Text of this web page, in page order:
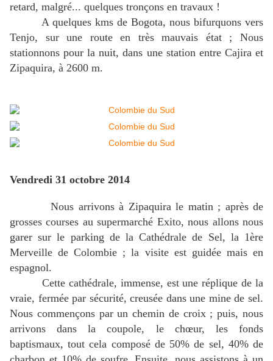
retard, malgré... quelques tronçons en travaux !
A quelques kms de Bogota, nous bifurquons vers
Tenjo, sur une route en très mauvais état ; Nous
stationnons pour la nuit, dans une station entre Cajira et
Zipaquira, à 2600 m.
Vendredi 31 octobre 2014
Nous arrivons à Zipaquira le matin ; après de
grosses courses au supermarché Exito, nous allons nous
garer sur le parking de la Cathédrale de Sel, la 1ère
Merveille de Colombie ; la visite est guidée mais en
espagnol.
Cette cathédrale, immense, est une réplique de la
vraie, fermée par sécurité, creusée dans une mine de sel.
Nous commençons par un chemin de croix ; puis, nous
arrivons dans la coupole, le chœur, les fonds
baptismaux, tout cela composé de 50% de sel, 40% de